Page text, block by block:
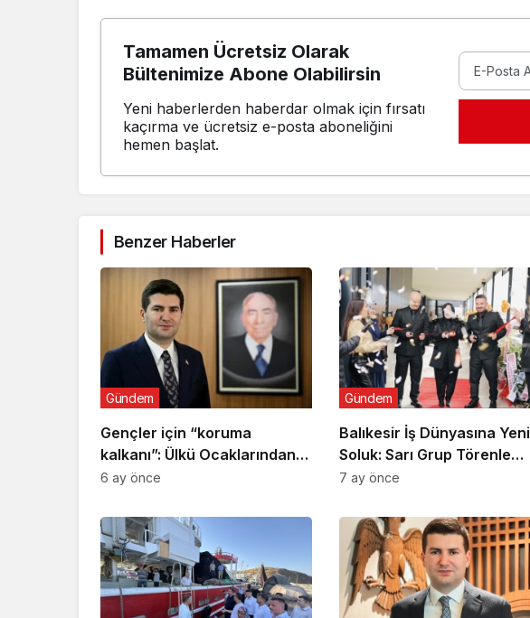
Tamamen Ücretsiz Olarak
Bültenimize Abone Olabilirsin
Yeni haberlerden haberdar olmak için fırsatı
kaçırma ve ücretsiz e-posta aboneliğini
hemen başlat.
Benzer Haberler
Gençler için “koruma
kalkanı”: Ülkü Ocaklarından
uyuşturucu ve dijital
Gündem
6 ay önce
Balıkesir İş Dünyasına Yeni
Soluk: Sarı Grup Törenle
Açıldı
Gündem
7 ay önce